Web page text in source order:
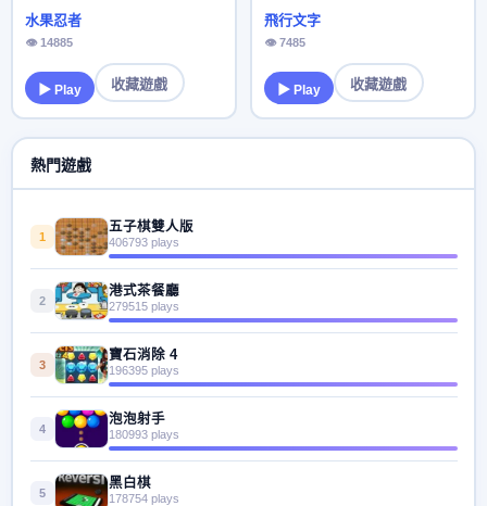
水果忍者
👁 14885
▶ Play 收藏遊戲
飛行文字
👁 7485
▶ Play 收藏遊戲
熱門遊戲
1
五子棋雙人版
406793 plays
2
港式茶餐廳
279515 plays
3
寶石消除 4
196395 plays
4
泡泡射手
180993 plays
5
黑白棋
178754 plays